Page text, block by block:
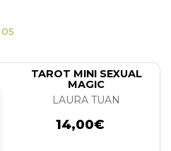
TAROT MINI SEXUAL
MAGIC
LAURA TUAN
14,00€